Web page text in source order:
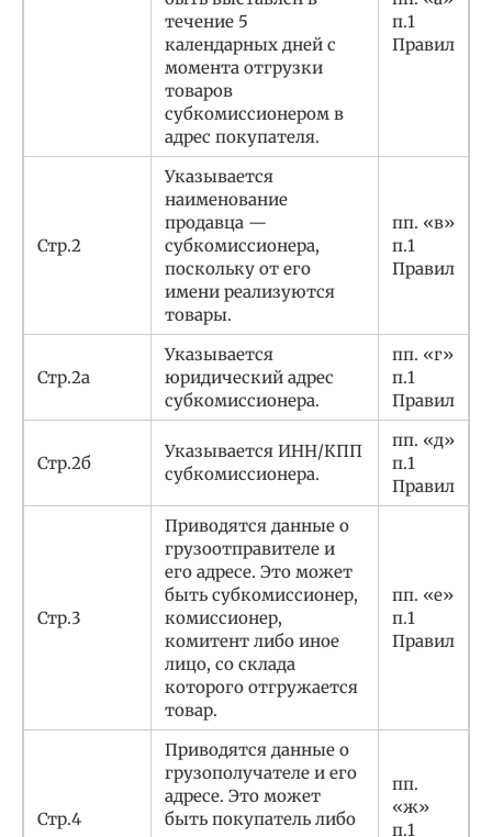
течение 5
календарных дней с
момента отгрузки
товаров
субкомиссионером в
адрес покупателя.
п.1
Правил
Стр.2
Указывается
наименование
продавца —
субкомиссионера,
поскольку от его
имени реализуются
товары.
пп. «в»
п.1
Правил
Стр.2а
Указывается
юридический адрес
субкомиссионера.
пп. «г»
п.1
Правил
Стр.2б
Указывается ИНН/КПП
субкомиссионера.
пп. «д»
п.1
Правил
Стр.3
Приводятся данные о
грузоотправителе и
его адресе. Это может
быть субкомиссионер,
комиссионер,
комитент либо иное
лицо, со склада
которого отгружается
товар.
пп. «е»
п.1
Правил
Стр.4
Приводятся данные о
грузополучателе и его
адресе. Это может
быть покупатель либо
пп.
«ж»
п.1